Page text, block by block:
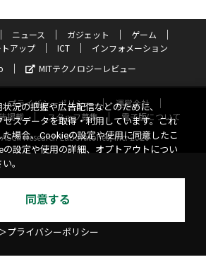
ニュース ガジェット
ゲーム
アップ ICT
インフォメーション
MITテクノロジーレビュー
プライバシーポリシー
運営会社
掲載 スタッフ募集
電子版について
Research Laboratories, Inc. 2026
況の把握や広告配信などのために、
スデータを取得・利用しています。これ
場合、Cookieの設定や使用に同意したこ
の設定や使用の詳細、オプトアウトについ
。
同意する
プライバシーポリシー